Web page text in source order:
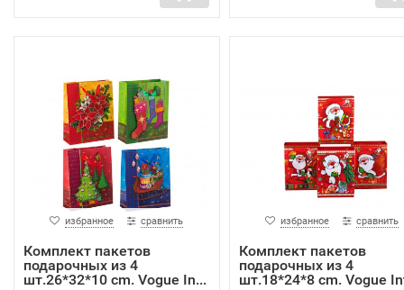
избранное сравнить
Комплект пакетов
подарочных из 4
шт.26*32*10 cm. Vogue In...
избранное сравнить
Комплект пакетов
подарочных из 4
шт.18*24*8 cm. Vogue